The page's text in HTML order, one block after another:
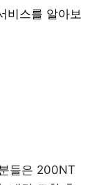
비스를 알아보
들은 200NT